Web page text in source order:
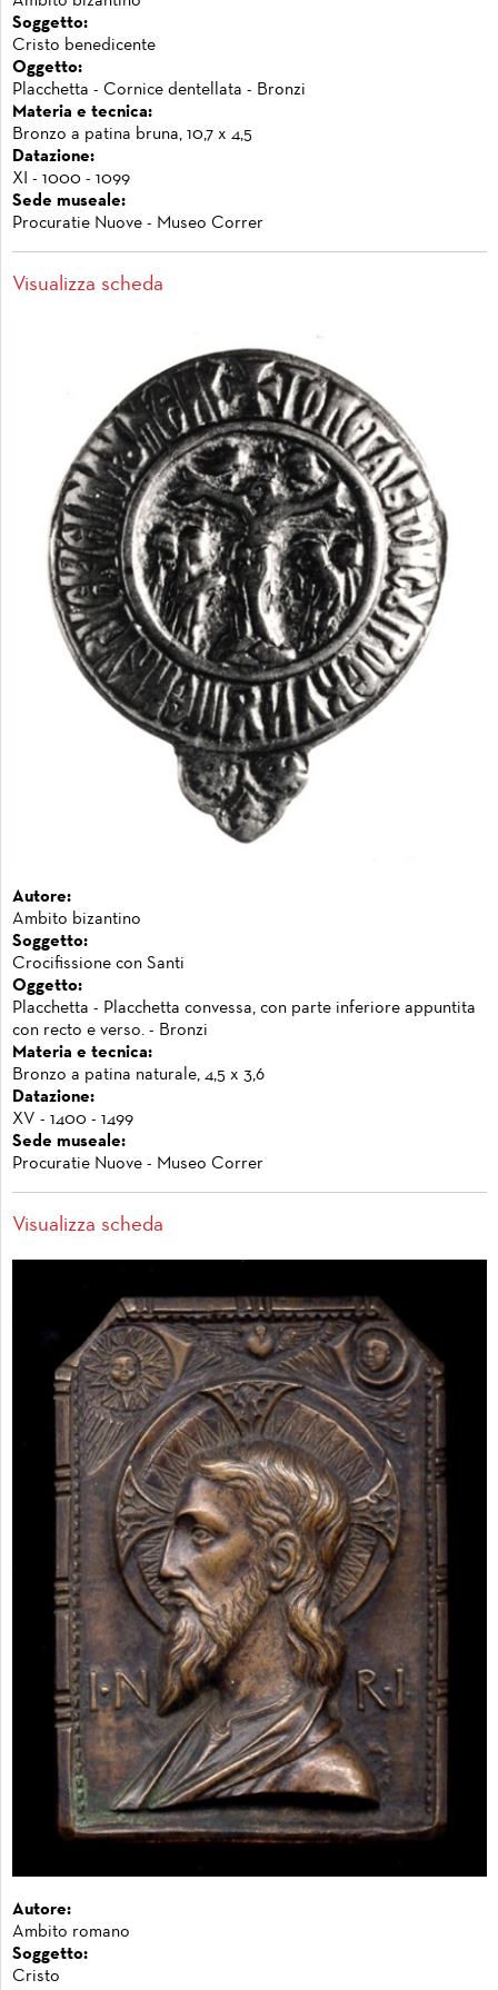
Soggetto:
Cristo benedicente
Oggetto:
Placchetta - Cornice dentellata - Bronzi
Materia e tecnica:
Bronzo a patina bruna, 10,7 x 4,5
Datazione:
XI - 1000 - 1099
Sede museale:
Procuratie Nuove - Museo Correr
Visualizza scheda
Autore:
Ambito bizantino
Soggetto:
Crocifissione con Santi
Oggetto:
Placchetta - Placchetta convessa, con parte inferiore appuntita
con recto e verso. - Bronzi
Materia e tecnica:
Bronzo a patina naturale, 4,5 x 3,6
Datazione:
XV - 1400 - 1499
Sede museale:
Procuratie Nuove - Museo Correr
Visualizza scheda
Autore:
Ambito romano
Soggetto:
Cristo